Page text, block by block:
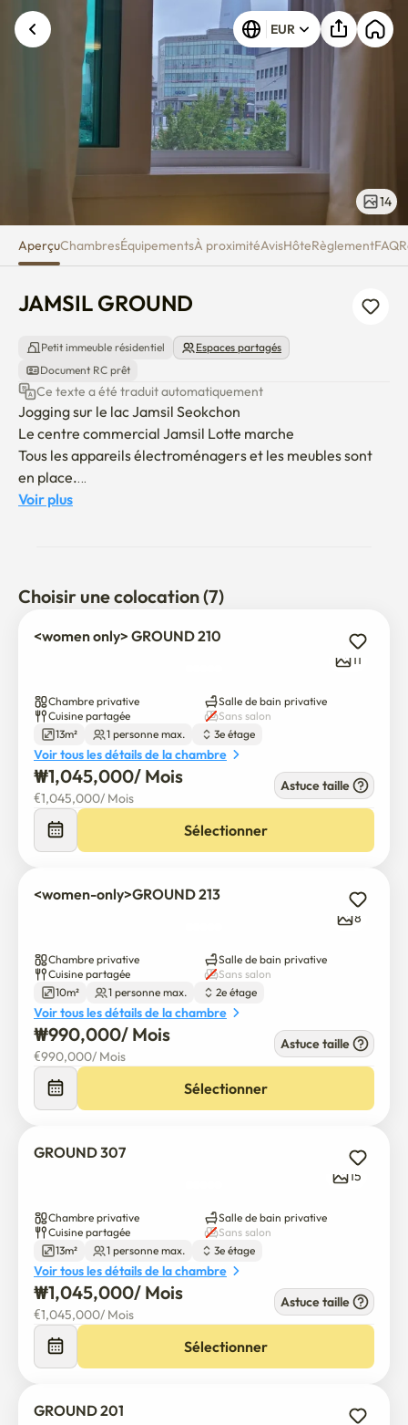
JAMSIL GROUND EUR
14
AperçuChambresÉquipementsÀ proximitéAvisHôteRèglementFAQ
JAMSIL GROUND
Petit immeuble résidentiel
Espaces partagés
Document RC prêt
Ce texte a été traduit automatiquement
Jogging sur le lac Jamsil Seokchon
Le centre commercial Jamsil Lotte marche
Tous les appareils électroménagers et les meubles sont
en place.
Sécurité avec les caméras de surveillance et les serrures
1 min à pied jusqu'à la station Seokchon Gobun (ligne 9)
20 min en transport en commun jusqu'à COEX
*Les appels téléphoniques ne sont pas autorisés tard le
soir.
*Les visiteurs ne sont pas autorisés.
Voir plus
Choisir une colocation (7)
<women only> GROUND 210
11
Chambre privative
Salle de bain privative
Cuisine partagée
Sans salon
13m²
1 personne max. 3e étage
Voir tous les détails de la chambre
₩1,045,000/ Mois
€1,045,000/ Mois
Astuce taille
Sélectionner
<women-only>GROUND 213
8
Chambre privative
Salle de bain privative
Cuisine partagée
Sans salon
10m²
1 personne max. 2e étage
Voir tous les détails de la chambre
₩990,000/ Mois
€990,000/ Mois
Astuce taille
Sélectionner
GROUND 307
15
Chambre privative
Salle de bain privative
Cuisine partagée
Sans salon
13m²
1 personne max. 3e étage
Voir tous les détails de la chambre
₩1,045,000/ Mois
€1,045,000/ Mois
Astuce taille
Sélectionner
GROUND 201
Une erreur inconnue est survenue. Veuillez
réessayer.